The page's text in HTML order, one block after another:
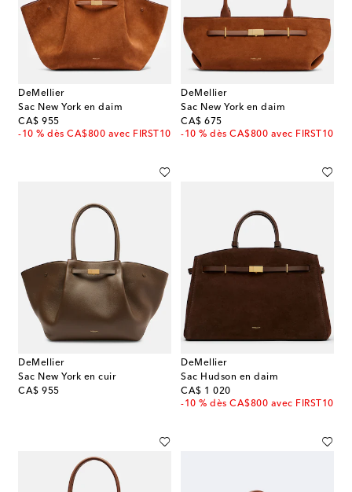
DeMellier
Sac New York en daim
CA$ 955
original price
-10 % dès CA$800 avec FIRST10
DeMellier
Sac New York en daim
CA$ 675
original price
-10 % dès CA$800 avec FIRST10
DeMellier
Sac New York en cuir
CA$ 955
original price
DeMellier
Sac Hudson en daim
CA$ 1 020
original price
-10 % dès CA$800 avec FIRST10